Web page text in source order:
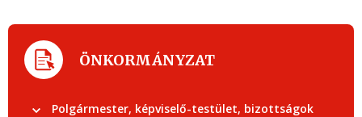
ÖNKORMÁNYZAT
Polgármester, képviselő-testület, bizottságok